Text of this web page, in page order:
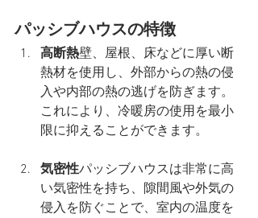
パッシブハウスの特徴
高断熱壁、屋根、床などに厚い断
熱材を使用し、外部からの熱の侵
入や内部の熱の逃げを防ぎます。
これにより、冷暖房の使用を最小
限に抑えることができます。
気密性パッシブハウスは非常に高
い気密性を持ち、隙間風や外気の
侵入を防ぐことで、室内の温度を